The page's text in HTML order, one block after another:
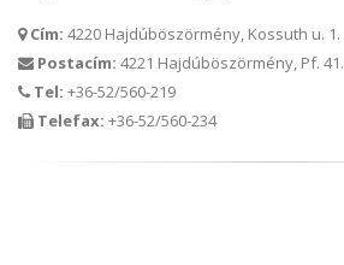
Cím: 4220 Hajdúböszörmény, Kossuth u. 1.
Postacím: 4221 Hajdúböszörmény, Pf. 41.
Tel: +36-52/560-219
Telefax: +36-52/560-234